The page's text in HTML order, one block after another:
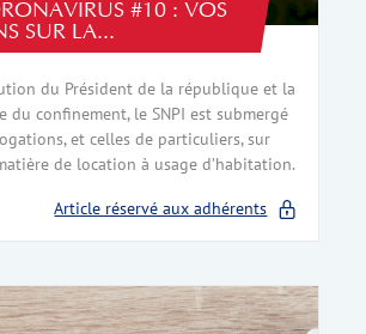
#10 : VOS
SUR LA...
du Président de la république et la
du confinement, le SNPI est submergé
et celles de particuliers, sur
de location à usage d’habitation.
Article réservé aux adhérents